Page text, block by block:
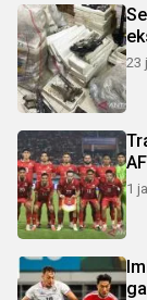
23
1